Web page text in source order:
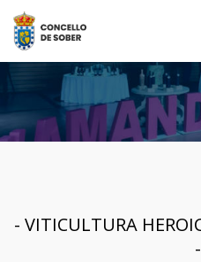
- VITICULTURA
-